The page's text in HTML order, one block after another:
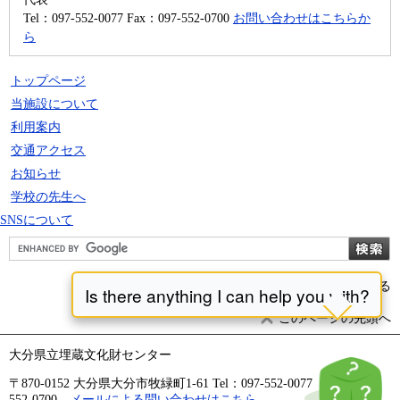
Tel：097-552-0077 Fax：097-552-0700 お問い合わせはこちらか
ら
トップページ
当施設について
利用案内
交通アクセス
お知らせ
学校の先生へ
SNSについて
前のページに戻る
このページの先頭へ
大分県立埋蔵文化財センター
〒870-0152 大分県大分市牧緑町1-61 Tel：097-552-0077 Fax：097-